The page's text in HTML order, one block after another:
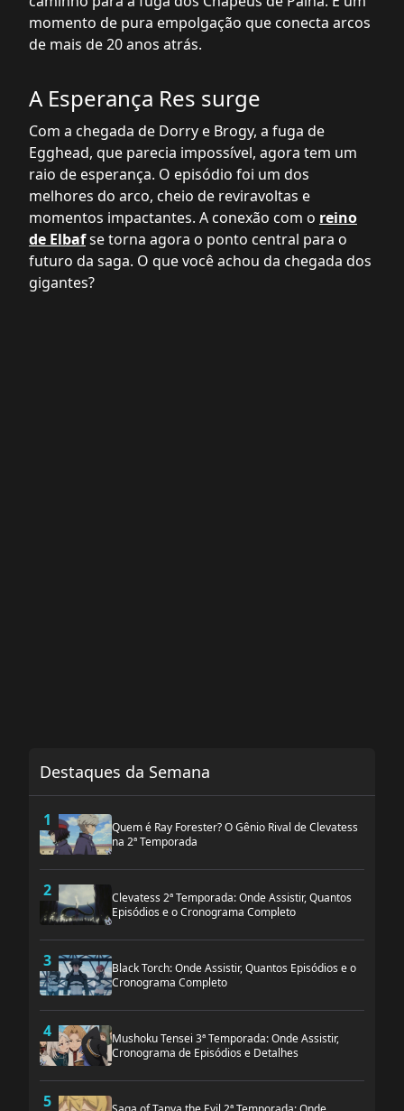
momento de pura empolgação que conecta arcos
de mais de 20 anos atrás.
A Esperança Res surge
Com a chegada de Dorry e Brogy, a fuga de
Egghead, que parecia impossível, agora tem um
raio de esperança. O episódio foi um dos
melhores do arco, cheio de reviravoltas e
momentos impactantes. A conexão com o reino
de Elbafse torna agora o ponto central para o
futuro da saga. O que você achou da chegada dos
gigantes?
Destaques da Semana
1
Quem é Ray Forester? O Gênio Rival de Clevatess
na 2ª Temporada
2
Clevatess 2ª Temporada: Onde Assistir, Quantos
Episódios e o Cronograma Completo
3
Black Torch: Onde Assistir, Quantos Episódios e o
Cronograma Completo
4
Mushoku Tensei 3ª Temporada: Onde Assistir,
Cronograma de Episódios e Detalhes
5